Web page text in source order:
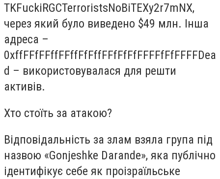
TKFuckiRGCTerroristsNoBiTEXy2r7mNX,
через який було виведено $49 млн. Інша
адреса –
0xffFFfFFffFFffFfFffFFfFfFfFFFFfFfFFFFDea
d – використовувалася для решти
активів.
Хто стоїть за атакою?
Відповідальність за злам взяла група під
назвою «Gonjeshke Darande», яка публічно
ідентифікує себе як проізраїльське